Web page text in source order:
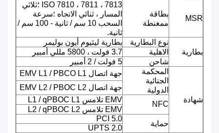
MSR
بطاقة
ممغنطة
ISO 7810 ، 7811 ، 7813 ؛ثلاثي
المسار ، ثنائي الاتجاه ؛سرعة
السحب 10 سم / ثانية - 100 سم /
ثانية.
بطارية
نوع البطارية
بطارية ليثيوم أيون بوليمر
الاهلية
3.7 فولت ، 5800 مللي أمبير
شاحن
5 فولت / 2 أمبير
شهادة
المحكمة
الجنائية
الدولية
جهة اتصال EMV L1 / PBCO L1
جهة اتصال EMV L2 / PBOC L2
NFC
EMV تلامس L1 / qPBOC L1
EMV تلامس L2 / qPBOC L2
حماية
PCI 5.0
UPTS 2.0